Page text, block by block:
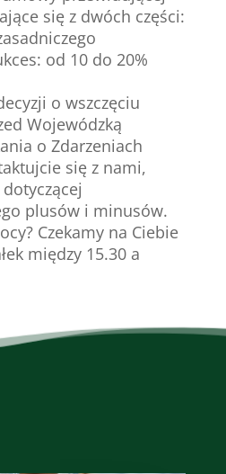
się z dwóch części:
od 10 do 20%
o wszczęciu
Wojewódzką
o Zdarzeniach
się z nami,
plusów i minusów.
Czekamy na Ciebie
między 15.30 a